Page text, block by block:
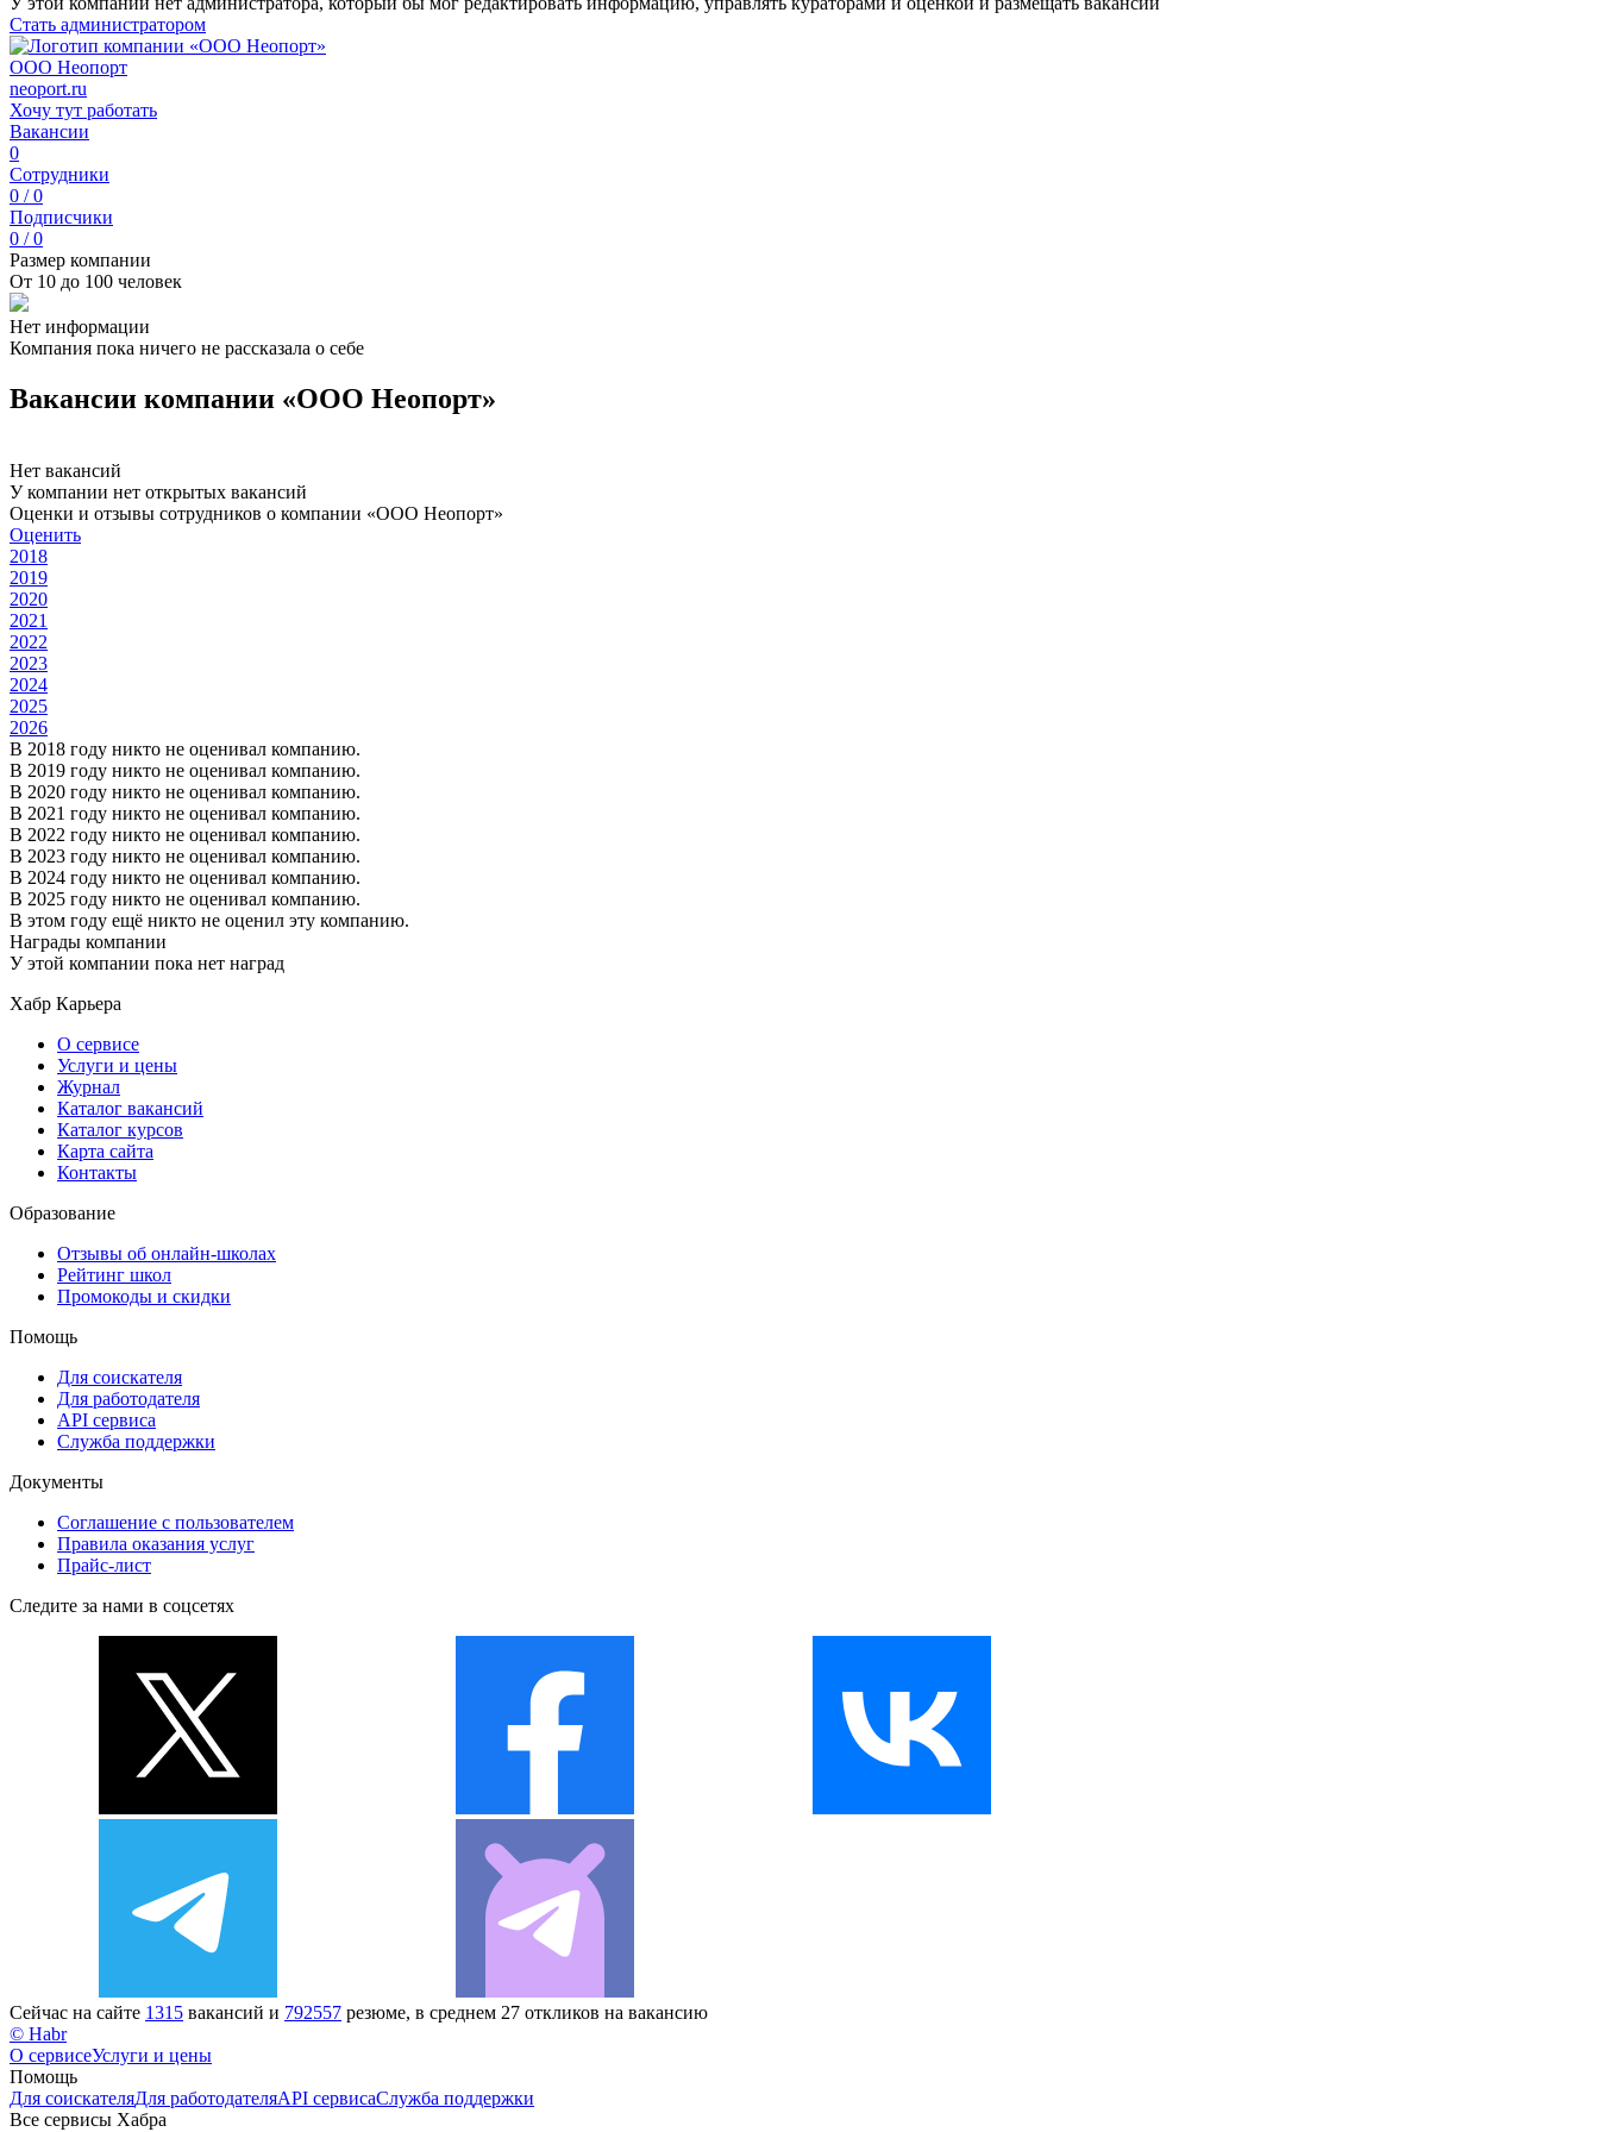
Стать администратором
ООО Неопорт
neoport.ru
Хочу тут работать
Вакансии
0
Сотрудники
0 / 0
Подписчики
0 / 0
Размер компании
От 10 до 100 человек
Нет информации
Компания пока ничего не рассказала о себе
Вакансии компании «ООО Неопорт»
Нет вакансий
У компании нет открытых вакансий
Оценки и отзывы сотрудников о компании «ООО Неопорт»
Оценить
2018
2019
2020
2021
2022
2023
2024
2025
2026
В 2018 году никто не оценивал компанию.
В 2019 году никто не оценивал компанию.
В 2020 году никто не оценивал компанию.
В 2021 году никто не оценивал компанию.
В 2022 году никто не оценивал компанию.
В 2023 году никто не оценивал компанию.
В 2024 году никто не оценивал компанию.
В 2025 году никто не оценивал компанию.
В этом году ещё никто не оценил эту компанию.
Награды компании
У этой компании пока нет наград
Хабр Карьера
О сервисе
Услуги и цены
Журнал
Каталог вакансий
Каталог курсов
Карта сайта
Контакты
Образование
Отзывы об онлайн-школах
Рейтинг школ
Промокоды и скидки
Помощь
Для соискателя
Для работодателя
API сервиса
Служба поддержки
Документы
Соглашение с пользователем
Правила оказания услуг
Прайс-лист
Следите за нами в соцсетях
Сейчас на сайте 1315 вакансий и 792557 резюме, в среднем 27 откликов на вакансию
© Habr
О сервисеУслуги и цены
Помощь
Для соискателяДля работодателяAPI сервисаСлужба поддержки
Все сервисы Хабра